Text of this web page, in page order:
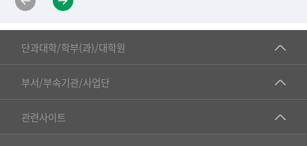
단과대학/학부(과)/대학원
■인문대학
▷국어국문학부
▷일본어·일본학과
부서/부속기관/사업단
공동기기센터
공학교육혁신센터
관련사이트
건강가정지원센터
교수협의회